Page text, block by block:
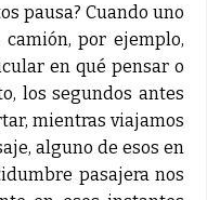
pausa? Cuando uno
por ejemplo,
en qué pensar o
los segundos antes
mientras viajamos
alguno de esos en
pasajera nos